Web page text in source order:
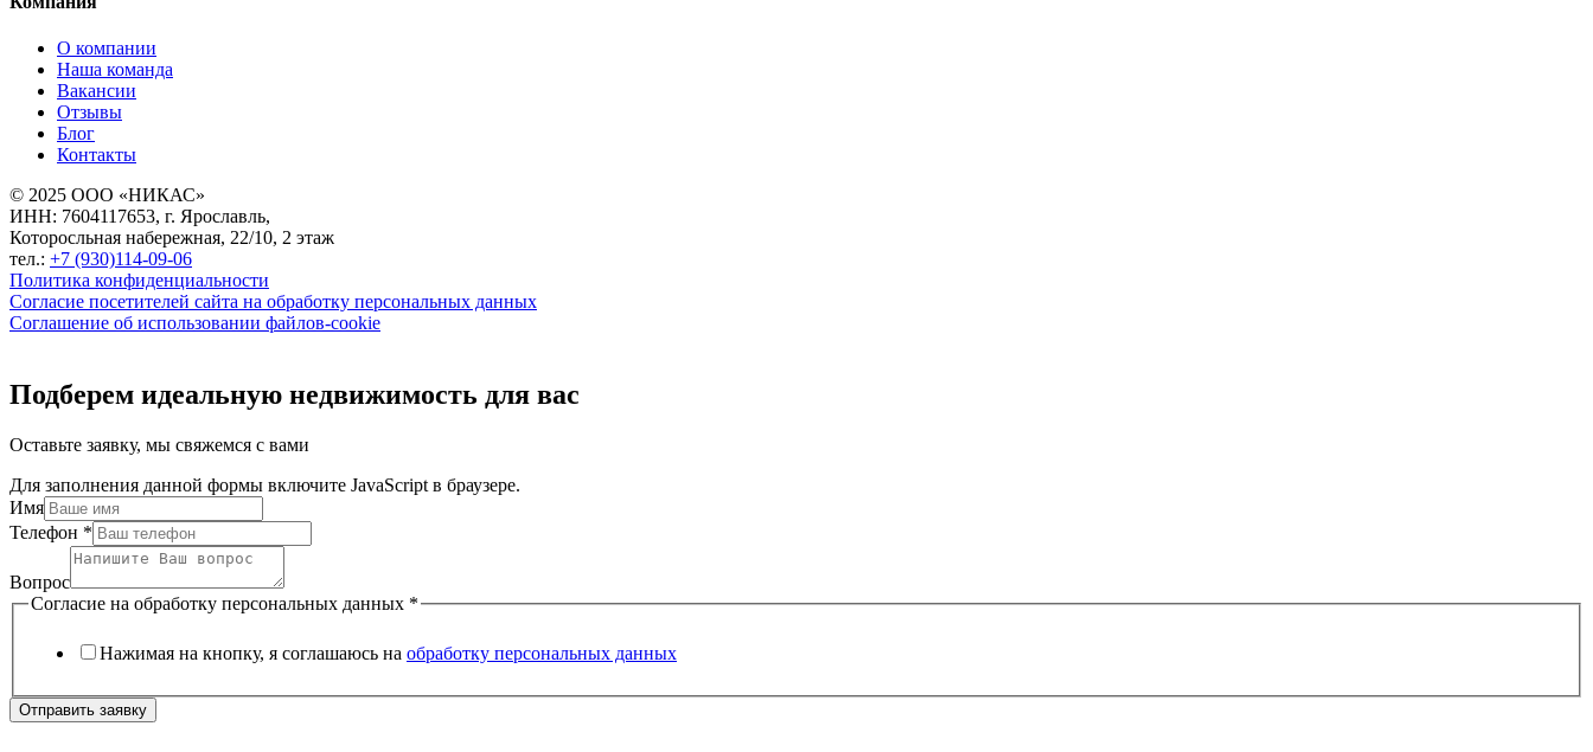
О компании
Наша команда
Вакансии
Отзывы
Блог
Контакты
© 2025 ООО «НИКАС»
ИНН: 7604117653, г. Ярославль,
Которосльная набережная, 22/10, 2 этаж
тел.: +7 (930)114-09-06
Политика конфиденциальности
Согласие посетителей сайта на обработку персональных данных
Соглашение об использовании файлов-cookie
Подберем идеальную недвижимость для вас
Оставьте заявку, мы свяжемся с вами
Для заполнения данной формы включите JavaScript в браузере.
Имя
Телефон *
Вопрос
Согласие на обработку персональных данных *
Нажимая на кнопку, я соглашаюсь на обработку персональных данных
Отправить заявку